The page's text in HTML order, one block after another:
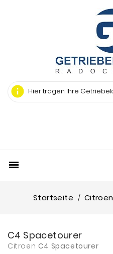
info

Startseite Citroen
C4 Spacetourer
Citroen C4 Spacetourer